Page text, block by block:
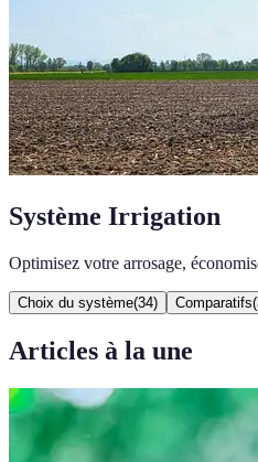
Système Irrigation
Optimisez votre arrosage,
Choix du système(34) Comparatifs(
Articles à la une